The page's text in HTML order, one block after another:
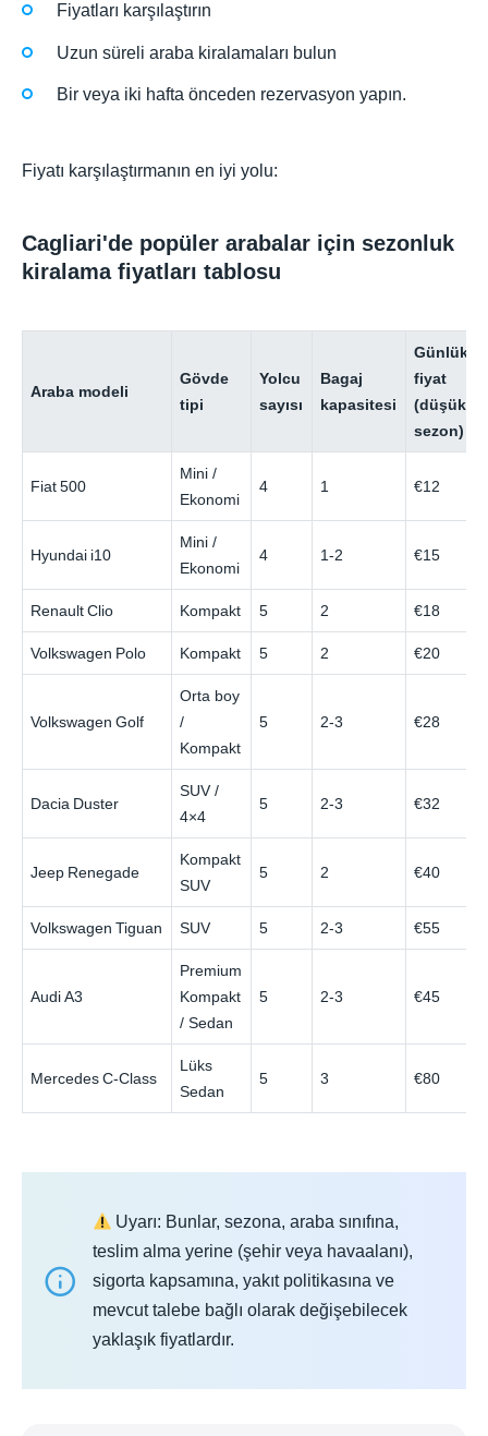
Fiyatları karşılaştırın
Uzun süreli araba kiralamaları bulun
Bir veya iki hafta önceden rezervasyon yapın.
Fiyatı karşılaştırmanın en iyi yolu:
Cagliari'de popüler arabalar için sezonluk
kiralama fiyatları tablosu
Araba modeli
Gövde
tipi
Yolcu
sayısı
Bagaj
kapasitesi
Günlük
fiyat
(düşük
sezon)
Fiat 500
Mini /
Ekonomi
4 1 €12
Hyundai i10
Mini /
Ekonomi
4 1-2 €15
Renault Clio Kompakt 5 2 €18
Volkswagen Polo Kompakt 5 2 €20
Volkswagen Golf
Orta boy
/
Kompakt
5 2-3 €28
Dacia Duster
SUV /
4×4
5 2-3 €32
Jeep Renegade
Kompakt
SUV
5 2 €40
Volkswagen Tiguan SUV 5 2-3 €55
Audi A3
Premium
Kompakt
/ Sedan
5 2-3 €45
Mercedes C‑Class
Lüks
Sedan
5 3 €80
Uyarı: Bunlar, sezona, araba sınıfına,
teslim alma yerine (şehir veya havaalanı),
sigorta kapsamına, yakıt politikasına ve
mevcut talebe bağlı olarak değişebilecek
yaklaşık fiyatlardır.